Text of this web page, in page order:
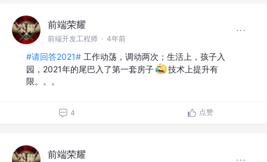
前端荣耀
前端开发工程师 · 4年前
#请回答2021# 工作动荡，调动两次；生活上，孩子入
园，2021年的尾巴入了第一套房子
技术上提升有
限。。。
4 点赞
前端荣耀